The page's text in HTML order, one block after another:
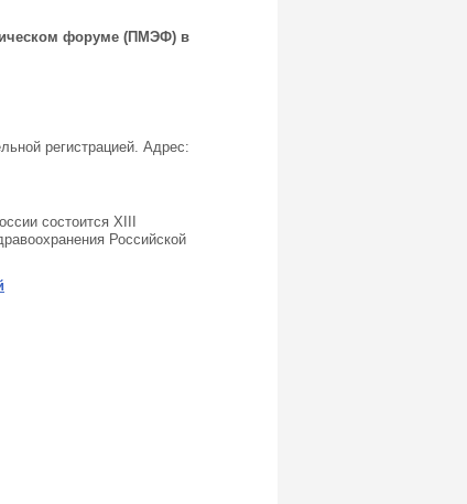
форуме (ПМЭФ) в
регистрацией. Адрес:
состоится XIII
Российской